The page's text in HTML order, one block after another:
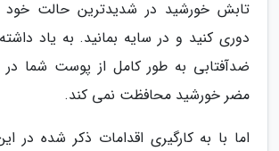
تابش خورشید در شدیدترین حالت خود
دوری کنید و در سایه بمانید. به یاد
ضدآفتابی به طور کامل از پوست شما در
مضر خورشید محافظت نمی کند.
اما با به کارگیری اقدامات ذکر شده در